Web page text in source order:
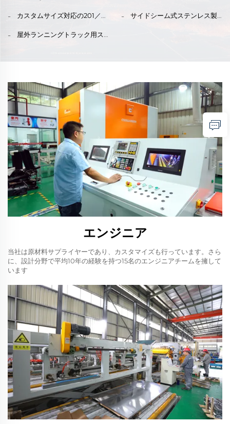
簡単です。
迅速納品
ーンデザイン付き）、ランニ
使用に適しています。
防止・盗難防止機能付き）、
カスタムサイズ対応の201／
ネル排水システム、OEM対応
サイドシーム式ステンレス製
屋外ランニングトラック用ス
エンジニア
当社は原材料サプライヤーであり、カスタマイズも行っています。さら
に、設計分野で平均10年の経験を持つ15名のエンジニアチームを擁して
います